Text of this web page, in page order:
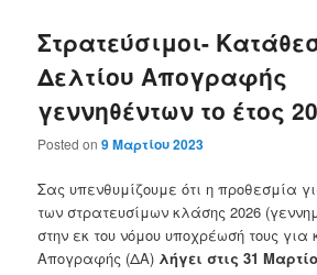
Στρατεύσιμοι-
Δελτίου Απογραφής
γεννηθέντων το έτος
Posted on9 Μαρτίου 2023
Σας υπενθυμίζουμε ότι η προθεσμία
των στρατευσίμων κλάσης 2026
στην εκ του νόμου υποχρέωσή τους
Απογραφής (ΔΑ) λήγει στις 31